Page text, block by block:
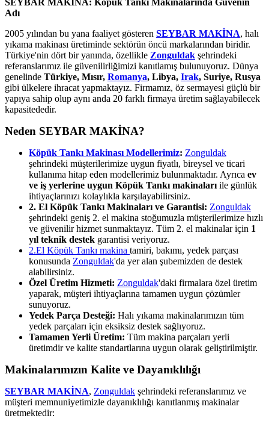
Adı
2005 yılından bu yana faaliyet gösteren SEYBAR MAKİNA, halı
yıkama makinası üretiminde sektörün öncü markalarından biridir.
Türkiye'nin dört bir yanında, özellikle Zonguldak şehrindeki
referanslarımız ile güvenilirliğimizi kanıtlamış bulunuyoruz. Dünya
genelinde Türkiye, Mısır, Romanya, Libya, Irak, Suriye, Rusya
gibi ülkelere ihracat yapmaktayız. Firmamız, öz sermayesi güçlü bir
yapıya sahip olup aynı anda 20 farklı firmaya üretim sağlayabilecek
kapasitededir.
Neden SEYBAR MAKİNA?
Köpük Tankı Makinası Modellerimiz: Zonguldak
şehrindeki müşterilerimize uygun fiyatlı, bireysel ve ticari
kullanıma hitap eden modellerimiz bulunmaktadır. Ayrıca ev
ve iş yerlerine uygun Köpük Tankı makinaları ile günlük
ihtiyaçlarınızı kolaylıkla karşılayabilirsiniz.
2. El Köpük Tankı Makinaları ve Garantisi: Zonguldak
şehrindeki geniş 2. el makina stoğumuzla müşterilerimize hızlı
ve güvenilir hizmet sunmaktayız. Tüm 2. el makinalar için 1
yıl teknik destek garantisi veriyoruz.
2.El Köpük Tankı makina tamiri, bakımı, yedek parçası
konusunda Zonguldak'da yer alan şubemizden de destek
alabilirsiniz.
Özel Üretim Hizmeti: Zonguldak'daki firmalara özel üretim
yaparak, müşteri ihtiyaçlarına tamamen uygun çözümler
sunuyoruz.
Yedek Parça Desteği: Halı yıkama makinalarımızın tüm
yedek parçaları için eksiksiz destek sağlıyoruz.
Tamamen Yerli Üretim: Tüm makina parçaları yerli
üretimdir ve kalite standartlarına uygun olarak geliştirilmiştir.
Makinalarımızın Kalite ve Dayanıklılığı
SEYBAR MAKİNA, Zonguldak şehrindeki referanslarımız ve
müşteri memnuniyetimizle dayanıklılığı kanıtlanmış makinalar
üretmektedir: